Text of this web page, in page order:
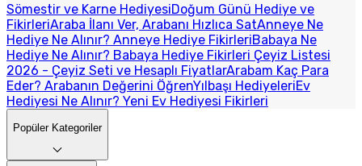
Sömestir ve Karne HediyesiDoğum Günü Hediye ve
FikirleriAraba İlanı Ver, Arabanı Hızlıca SatAnneye Ne
Hediye Ne Alınır? Anneye Hediye FikirleriBabaya Ne
Hediye Ne Alınır? Babaya Hediye Fikirleri Çeyiz Listesi
2026 - Çeyiz Seti ve Hesaplı FiyatlarArabam Kaç Para
Eder? Arabanın Değerini ÖğrenYılbaşı HediyeleriEv
Hediyesi Ne Alınır? Yeni Ev Hediyesi Fikirleri
Popüler Kategoriler